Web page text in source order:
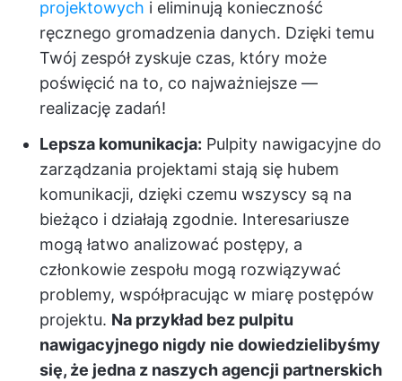
projektowych i eliminują konieczność
ręcznego gromadzenia danych. Dzięki temu
Twój zespół zyskuje czas, który może
poświęcić na to, co najważniejsze —
realizację zadań!
Lepsza komunikacja: Pulpity nawigacyjne do
zarządzania projektami stają się hubem
komunikacji, dzięki czemu wszyscy są na
bieżąco i działają zgodnie. Interesariusze
mogą łatwo analizować postępy, a
członkowie zespołu mogą rozwiązywać
problemy, współpracując w miarę postępów
projektu. Na przykład bez pulpitu
nawigacyjnego nigdy nie dowiedzielibyśmy
się, że jedna z naszych agencji partnerskich